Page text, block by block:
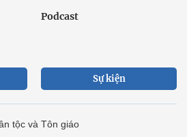
Podcast
Sự kiện
tộc và Tôn giáo